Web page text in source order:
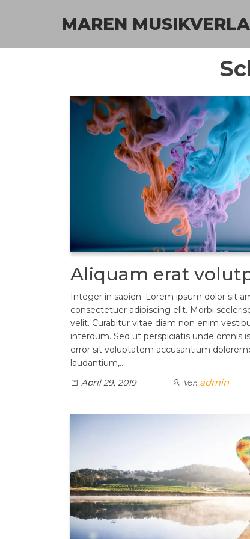
MAREN
Aliquam erat
Integer in sapien. Lorem ipsum dolor sit
consectetuer adipiscing elit. Morbi
velit. Curabitur vitae diam non enim
interdum. Sed ut perspiciatis unde omnis
error sit voluptatem accusantium
laudantium,…
April 29, 2019
Von admin